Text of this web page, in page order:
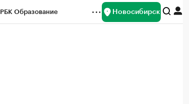
РБК Образование Новосибирск